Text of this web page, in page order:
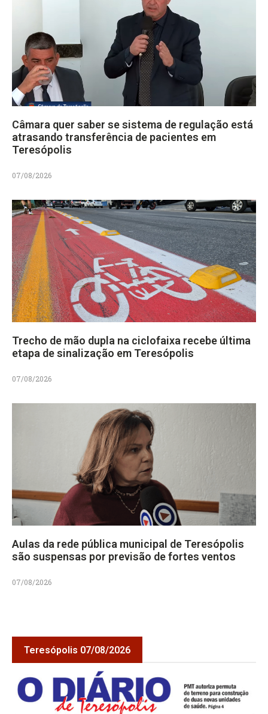
Câmara quer saber se sistema de regulação está
atrasando transferência de pacientes em
Teresópolis
07/08/2026
Trecho de mão dupla na ciclofaixa recebe última
etapa de sinalização em Teresópolis
07/08/2026
Aulas da rede pública municipal de Teresópolis
são suspensas por previsão de fortes ventos
07/08/2026
Teresópolis 07/08/2026